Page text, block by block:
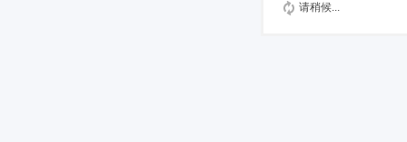
请稍候...